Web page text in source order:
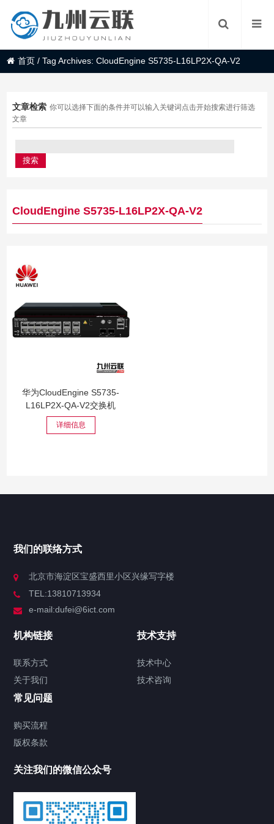
首页 /Tag Archives: CloudEngine S5735-L16LP2X-QA-V2
文章检索 你可以选择下面的条件并可以输入关键词点击开始搜索进行筛选
文章
CloudEngine S5735-L16LP2X-QA-V2
华为CloudEngine S5735-
L16LP2X-QA-V2交换机
详细信息
我们的联络方式
北京市海淀区宝盛西里小区兴缘写字楼
TEL:13810713934
e-mail:dufei@6ict.com
机构链接
联系方式
关于我们
技术支持
技术中心
技术咨询
常见问题
购买流程
版权条款
关注我们的微信公众号